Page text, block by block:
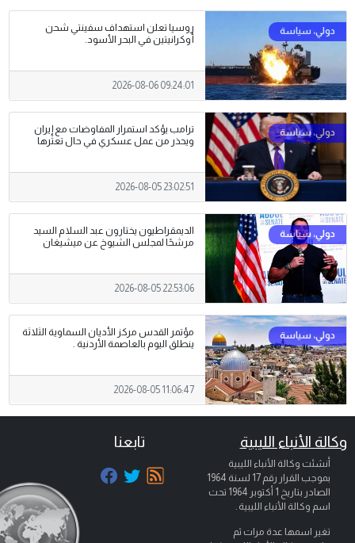
روسيا تعلن استهداف سفينتي شحن
أوكرانيتين في البحر الأسود.
2026-08-06 09:24:01
ترامب يؤكد استمرار المفاوضات مع إيران
ويحذر من عمل عسكري في حال تعثرها
2026-08-05 23:02:51
الديمقراطيون يختارون عبد السلام السيد
مرشحًا لمجلس الشيوخ عن ميشيغان
2026-08-05 22:53:06
مؤتمر القدس مركز الأديان السماوية الثلاثة
ينطلق اليوم بالعاصمة الأردنية .
2026-08-05 11:06:47
وكالة الأنباء الليبية
أنشئت وكالة الأنباء الليبية
بموجب القرار رقم 17 لسنة 1964
الصادر بتاريخ 1 أكتوبر 1964
تحت
اسم وكالة الأنباء الليبية .
تغير اسمها عدة مرات ثم
تابعنا